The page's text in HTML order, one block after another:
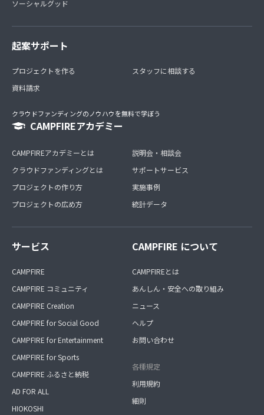
ソーシャルグッド
起案サポート
プロジェクトを作る
資料請求
スタッフに相談する
クラウドファンディングのノウハウを無料で学ぼう
CAMPFIREアカデミー
CAMPFIREアカデミーとは
クラウドファンディングとは
プロジェクトの作り方
プロジェクトの広め方
説明会・相談会
サポートサービス
実施事例
統計データ
サービス
CAMPFIRE
CAMPFIRE コミュニティ
CAMPFIRE Creation
CAMPFIRE for Social Good
CAMPFIRE for Entertainment
CAMPFIRE for Sports
CAMPFIRE ふるさと納税
AD FOR ALL
HIOKOSHI
CAMPFIRE について
CAMPFIREとは
あんしん・安全への取り組み
ニュース
ヘルプ
お問い合わせ
各種規定
利用規約
細則